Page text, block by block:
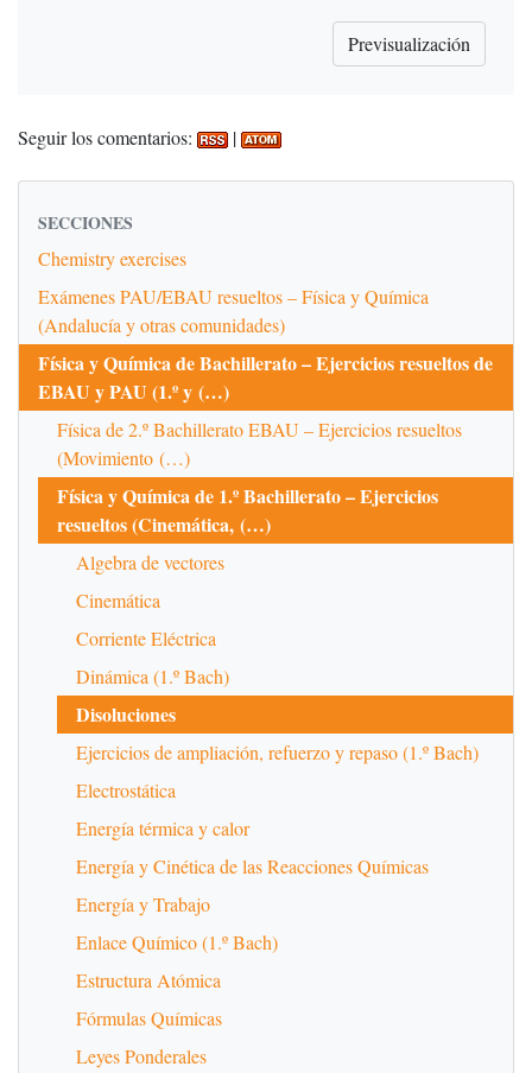
Seguir los comentarios: |
SECCIONES
Chemistry exercises
Exámenes PAU/EBAU resueltos – Física y Química
(Andalucía y otras comunidades)
Física y Química de Bachillerato – Ejercicios resueltos de
EBAU y PAU (1.º y (…)
Física de 2.º Bachillerato EBAU – Ejercicios resueltos
(Movimiento (…)
Física y Química de 1.º Bachillerato – Ejercicios
resueltos (Cinemática, (…)
Algebra de vectores
Cinemática
Corriente Eléctrica
Dinámica (1.º Bach)
Disoluciones
Ejercicios de ampliación, refuerzo y repaso (1.º Bach)
Electrostática
Energía térmica y calor
Energía y Cinética de las Reacciones Químicas
Energía y Trabajo
Enlace Químico (1.º Bach)
Estructura Atómica
Fórmulas Químicas
Leyes Ponderales